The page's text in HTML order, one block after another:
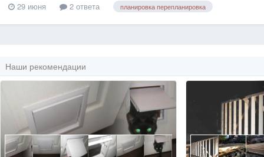
29 июня 2 ответа планировка перепланировка
Наши рекомендации